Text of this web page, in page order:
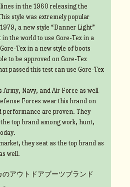
in the 1960 releasing the
style was extremely popular
a new style “Danner Light”
the world to use Gore-Tex in a
Tex in a new style of boots
to be approved on Gore-Tex
passed this test can use Gore-Tex
Army, Navy, and Air Force as well
Forces wear this brand on
performance are proven. They
top brand among work, hunt,
they seat as the top brand as
well.
アウトドアブーツブランド